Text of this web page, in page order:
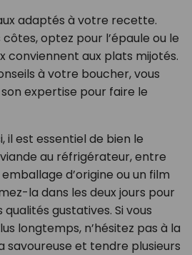
adaptés à votre recette.
optez pour l’épaule ou le
conviennent aux plats mijotés.
à votre boucher, vous
expertise pour faire le
il est essentiel de bien le
au réfrigérateur, entre
emballage d’origine ou un film
la dans les deux jours pour
gustatives. Si vous
longtemps, n’hésitez pas à la
savoureuse et tendre plusieurs